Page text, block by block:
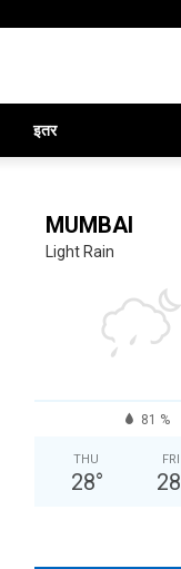
इतर
MUMBAI
Light Rain
81 %
THU
28°
FRI
28